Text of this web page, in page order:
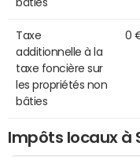
bâties
Taxe
additionnelle à la
taxe foncière sur
les propriétés non
bâties
0
Impôts locaux à